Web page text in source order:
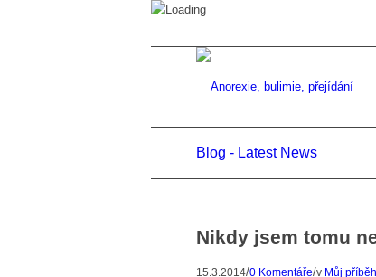
Blog - Latest News
Nikdy jsem tomu
15.3.2014/0 Komentáře/v Můj příběh